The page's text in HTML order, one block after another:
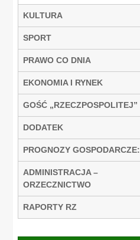
KULTURA
SPORT
PRAWO CO DNIA
EKONOMIA I RYNEK
GOŚĆ „RZECZPOSPOLITEJ”
DODATEK
PROGNOZY GOSPODARCZE:
ADMINISTRACJA –
ORZECZNICTWO
RAPORTY RZ